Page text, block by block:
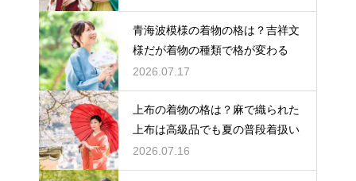
青海波模様の着物の格は？吉祥文
様だが着物の種類で格が変わる
2026.07.17
上布の着物の格は？麻で織られた
上布は高級品でも夏の普段着扱い
2026.07.16